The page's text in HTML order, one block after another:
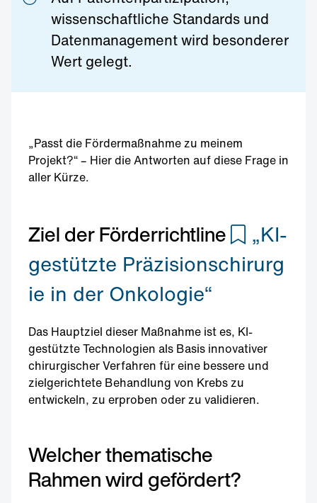
wissenschaftliche Standards und
Datenmanagement wird besonderer
Wert gelegt.
„Passt die Fördermaßnahme zu meinem
Projekt?“ – Hier die Antworten auf diese Frage in
aller Kürze.
Ziel der Förderrichtline
„KI-
gestützte Präzisionschirurg
ie in der Onkologie“
Das Hauptziel dieser Maßnahme ist es, KI-
gestützte Technologien als Basis innovativer
chirurgischer Verfahren für eine bessere und
zielgerichtete Behandlung von Krebs zu
entwickeln, zu erproben oder zu validieren.
Welcher thematische
Rahmen wird gefördert?